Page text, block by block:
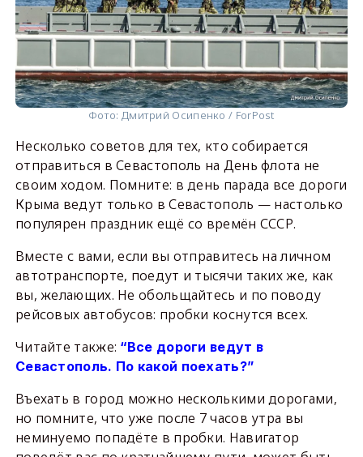
Фото: Дмитрий Осипенко / ForPost
Несколько советов для тех, кто собирается
отправиться в Севастополь на День флота не
своим ходом. Помните: в день парада все дороги
Крыма ведут только в Севастополь — настолько
популярен праздник ещё со времён СССР.
Вместе с вами, если вы отправитесь на личном
автотранспорте, поедут и тысячи таких же, как
вы, желающих. Не обольщайтесь и по поводу
рейсовых автобусов: пробки коснутся всех.
Читайте также: “Все дороги ведут в
Севастополь. По какой поехать?”
Въехать в город можно несколькими дорогами,
но помните, что уже после 7 часов утра вы
неминуемо попадёте в пробки. Навигатор